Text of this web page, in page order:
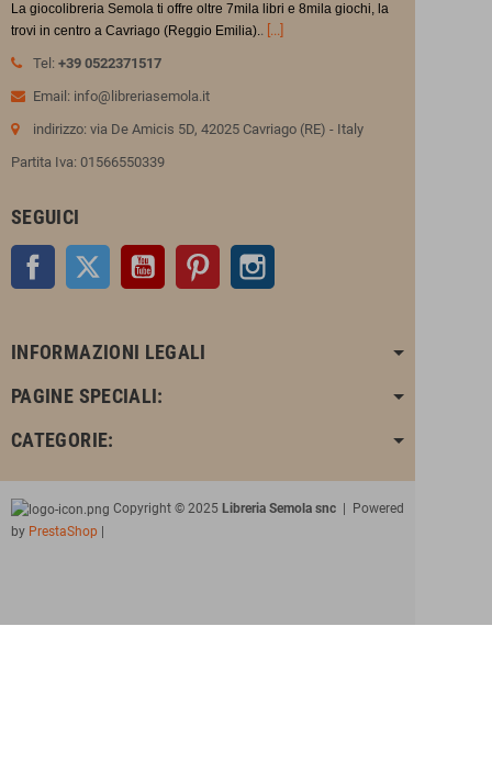
La giocolibreria Semola ti offre oltre 7mila libri e 8mila giochi, la
trovi in centro a Cavriago (Reggio Emilia).. [...]
Tel: +39 0522371517
Email: info@libreriasemola.it
indirizzo: via De Amicis 5D, 42025 Cavriago (RE) - Italy
Partita Iva: 01566550339
SEGUICI
Facebook Twitter YouTube Pinterest
INFORMAZIONI LEGALI
PAGINE SPECIALI:
CATEGORIE:
Copyright © 2025 Libreria Semola snc | Powered
by PrestaShop